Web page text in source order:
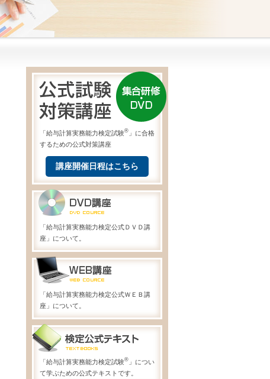
「給与計算実務能力検定試験® 」に合格
するための公式対策講座
講座開催日程はこちら
「給与計算実務能力検定公式ＤＶＤ講
座」について。
「給与計算実務能力検定公式ＷＥＢ講
座」について。
「給与計算実務能力検定試験® 」につい
て学ぶための公式テキストです。